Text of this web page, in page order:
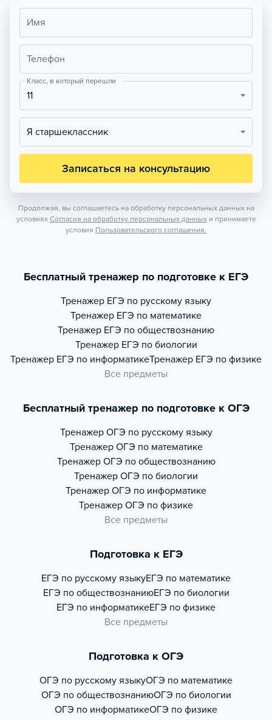
Имя
Телефон
Класс, в который перешли
11
Я старшеклассник
Записаться на консультацию
Продолжая, вы соглашаетесь на обработку персональных данных на
условиях Согласия на обработку персональных данных и принимаете
условия Пользовательского соглашения.
Бесплатный тренажер по подготовке к ЕГЭ
Тренажер ЕГЭ по русскому языку
Тренажер ЕГЭ по математике
Тренажер ЕГЭ по обществознанию
Тренажер ЕГЭ по биологии
Тренажер ЕГЭ по информатикеТренажер ЕГЭ по физике
Все предметы
Бесплатный тренажер по подготовке к ОГЭ
Тренажер ОГЭ по русскому языку
Тренажер ОГЭ по математике
Тренажер ОГЭ по обществознанию
Тренажер ОГЭ по биологии
Тренажер ОГЭ по информатике
Тренажер ОГЭ по физике
Все предметы
Подготовка к ЕГЭ
ЕГЭ по русскому языкуЕГЭ по математике
ЕГЭ по обществознаниюЕГЭ по биологии
ЕГЭ по информатикеЕГЭ по физике
Все предметы
Подготовка к ОГЭ
ОГЭ по русскому языкуОГЭ по математике
ОГЭ по обществознаниюОГЭ по биологии
ОГЭ по информатикеОГЭ по физике